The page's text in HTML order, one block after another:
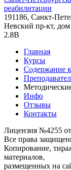
реабилитации
191186, Санкт-
Невский пр-кт,
2.8В
Главная
Курсы
Содержание
Инфо
Отзывы
Контакты
Лицензия №4255 от
Все права
Копирование,
материалов,
размещенных на